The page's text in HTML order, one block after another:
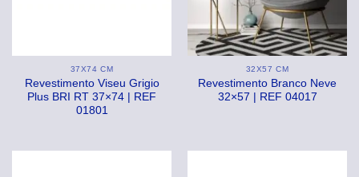
37X74 CM
Revestimento Viseu Grigio
Plus BRI RT 37×74 | REF
01801
32X57 CM
Revestimento Branco Neve
32×57 | REF 04017